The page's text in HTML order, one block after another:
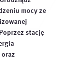
mocy ze
stację